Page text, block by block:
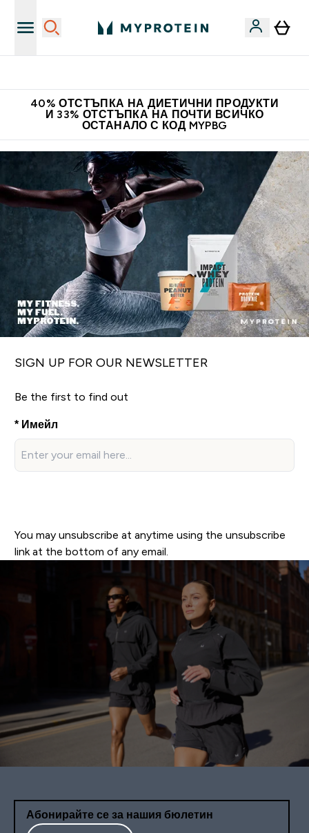
40% ОТСТЪПКА НА ДИЕТИЧНИ ПРОДУКТИ
И 33% ОТСТЪПКА НА ПОЧТИ ВСИЧКО
ОСТАНАЛО С КОД MYPBG
SIGN UP FOR OUR NEWSLETTER
Be the first to find out
Имейл
You may unsubscribe at anytime using the unsubscribe
link at the bottom of any email.
Абонирайте се за нашия бюлетин